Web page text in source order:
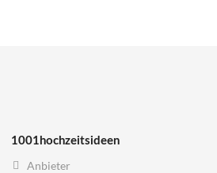
1001hochzeitsideen
Anbieter